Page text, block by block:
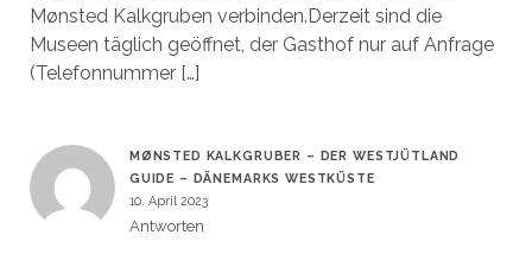
Mønsted Kalkgruben verbinden.Derzeit sind die
Museen täglich geöffnet, der Gasthof nur auf Anfrage
(Telefonnummer […]
MØNSTED KALKGRUBER – DER WESTJÜTLAND
GUIDE – DÄNEMARKS WESTKÜSTE
10. April 2023
Antworten